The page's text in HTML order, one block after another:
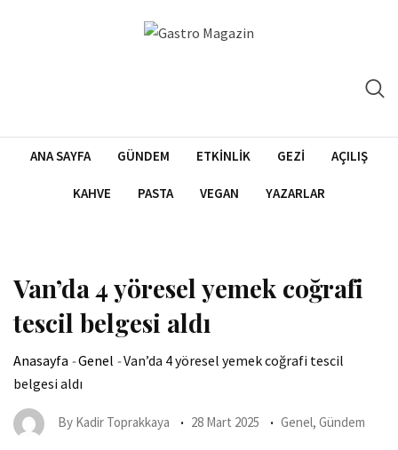
ANA SAYFA GÜNDEM ETKINLIK GEZI AÇILIŞ
KAHVE PASTA VEGAN YAZARLAR
Van’da 4 yöresel yemek coğrafi
tescil belgesi aldı
Anasayfa -Genel -Van’da 4 yöresel yemek coğrafi tescil
belgesi aldı
By Kadir Toprakkaya 28 Mart 2025 Genel, Gündem